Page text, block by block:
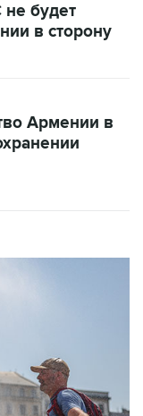
будет
в сторону
Армении в